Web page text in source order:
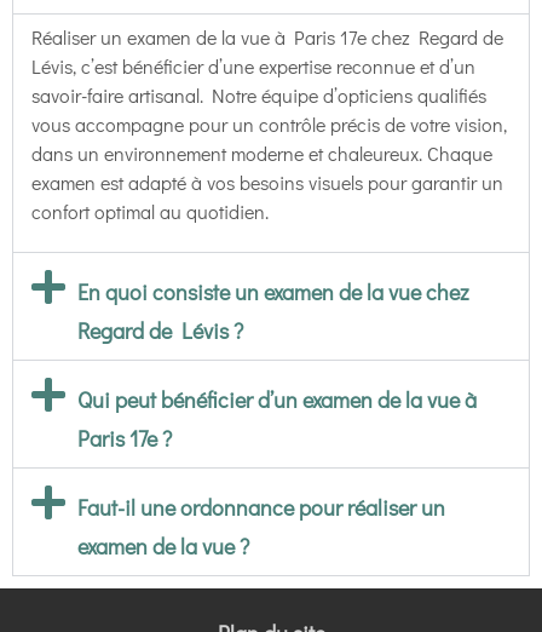
Réaliser un examen de la vue à Paris 17e chez Regard de
Lévis, c’est bénéficier d’une expertise reconnue et d’un
savoir-faire artisanal. Notre équipe d’opticiens qualifiés
vous accompagne pour un contrôle précis de votre vision,
dans un environnement moderne et chaleureux. Chaque
examen est adapté à vos besoins visuels pour garantir un
confort optimal au quotidien.
En quoi consiste un examen de la vue chez
Regard de Lévis ?
Qui peut bénéficier d’un examen de la vue à
Paris 17e ?
Faut-il une ordonnance pour réaliser un
examen de la vue ?